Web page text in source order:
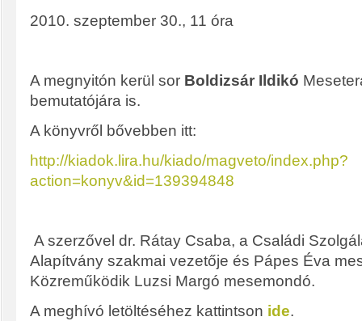
2010. szeptember 30., 11 óra
A megnyitón kerül sor Boldizsár Ildikó
bemutatójára is.
A könyvről bővebben itt:
http://kiadok.lira.hu/kiado/magveto/index.php?
action=konyv&id=139394848
A szerzővel dr. Rátay Csaba, a Családi
Alapítvány szakmai vezetője és Pápes Éva
Közreműködik Luzsi Margó mesemondó.
A meghívó letöltéséhez kattintson ide.